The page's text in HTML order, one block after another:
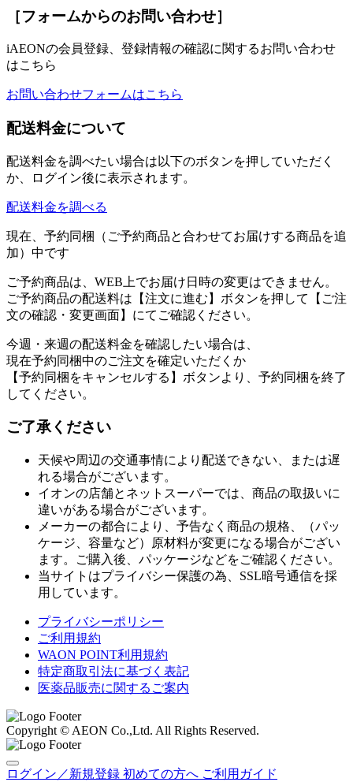
［フォームからのお問い合わせ］
iAEONの会員登録、登録情報の確認に関するお問い合わせ
はこちら
お問い合わせフォームはこちら
配送料金について
配送料金を調べたい場合は以下のボタンを押していただく
か、ログイン後に表示されます。
配送料金を調べる
現在、予約同梱（ご予約商品と合わせてお届けする商品を追
加）中です
ご予約商品は、WEB上でお届け日時の変更はできません。
ご予約商品の配送料は【注文に進む】ボタンを押して【ご注
文の確認・変更画面】にてご確認ください。
今週・来週の配送料金を確認したい場合は、
現在予約同梱中のご注文を確定いただくか
【予約同梱をキャンセルする】ボタンより、予約同梱を終了
してください。
ご了承ください
天候や周辺の交通事情により配送できない、または遅
れる場合がございます。
イオンの店舗とネットスーパーでは、商品の取扱いに
違いがある場合がございます。
メーカーの都合により、予告なく商品の規格、（パッ
ケージ、容量など）原材料が変更になる場合がござい
ます。ご購入後、パッケージなどをご確認ください。
当サイトはプライバシー保護の為、SSL暗号通信を採
用しています。
プライバシーポリシー
ご利用規約
WAON POINT利用規約
特定商取引法に基づく表記
医薬品販売に関するご案内
Copyright © AEON Co.,Ltd. All Rights Reserved.
ログイン／新規登録 初めての方へ ご利用ガイド